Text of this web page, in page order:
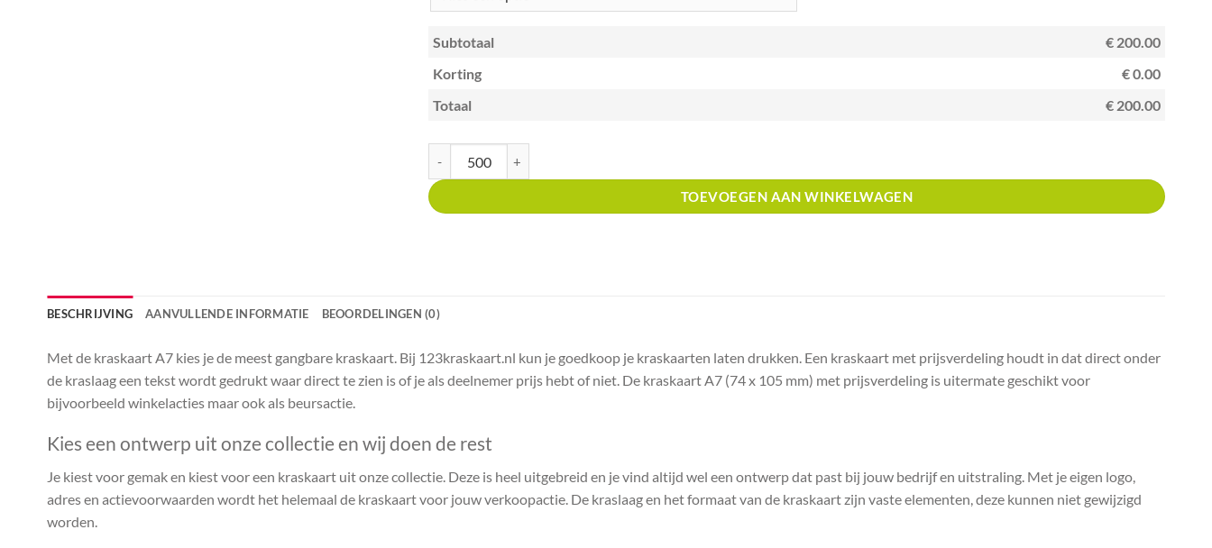
Subtotaal
€ 200.00
Korting
€ 0.00
Totaal
€ 200.00
TOEVOEGEN AAN WINKELWAGEN
BESCHRIJVING AANVULLENDE INFORMATIE BEOORDELINGEN (0)
Met de kraskaart A7 kies je de meest gangbare kraskaart. Bij 123kraskaart.nl kun je goedkoop je kraskaarten laten drukken. Een kraskaart met prijsverdeling houdt in dat direct onder
de kraslaag een tekst wordt gedrukt waar direct te zien is of je als deelnemer prijs hebt of niet. De kraskaart A7 (74 x 105 mm) met prijsverdeling is uitermate geschikt voor
bijvoorbeeld winkelacties maar ook als beursactie.
Kies een ontwerp uit onze collectie en wij doen de rest
Je kiest voor gemak en kiest voor een kraskaart uit onze collectie. Deze is heel uitgebreid en je vind altijd wel een ontwerp dat past bij jouw bedrijf en uitstraling. Met je eigen logo,
adres en actievoorwaarden wordt het helemaal de kraskaart voor jouw verkoopactie. De kraslaag en het formaat van de kraskaart zijn vaste elementen, deze kunnen niet gewijzigd
worden.